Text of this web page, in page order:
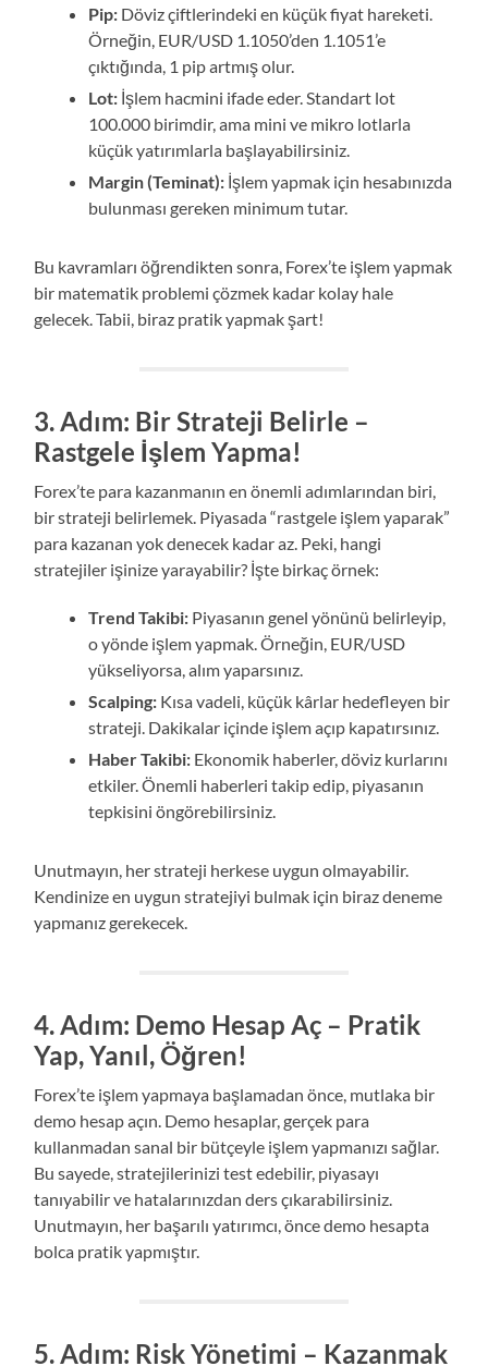
Pip: Döviz çiftlerindeki en küçük fiyat hareketi.
Örneğin, EUR/USD 1.1050’den 1.1051’e
çıktığında, 1 pip artmış olur.
Lot: İşlem hacmini ifade eder. Standart lot
100.000 birimdir, ama mini ve mikro lotlarla
küçük yatırımlarla başlayabilirsiniz.
Margin (Teminat): İşlem yapmak için hesabınızda
bulunması gereken minimum tutar.
Bu kavramları öğrendikten sonra, Forex’te işlem yapmak
bir matematik problemi çözmek kadar kolay hale
gelecek. Tabii, biraz pratik yapmak şart!
3. Adım: Bir Strateji Belirle –
Rastgele İşlem Yapma!
Forex’te para kazanmanın en önemli adımlarından biri,
bir strateji belirlemek. Piyasada “rastgele işlem yaparak”
para kazanan yok denecek kadar az. Peki, hangi
stratejiler işinize yarayabilir? İşte birkaç örnek:
Trend Takibi: Piyasanın genel yönünü belirleyip,
o yönde işlem yapmak. Örneğin, EUR/USD
yükseliyorsa, alım yaparsınız.
Scalping: Kısa vadeli, küçük kârlar hedefleyen bir
strateji. Dakikalar içinde işlem açıp kapatırsınız.
Haber Takibi: Ekonomik haberler, döviz kurlarını
etkiler. Önemli haberleri takip edip, piyasanın
tepkisini öngörebilirsiniz.
Unutmayın, her strateji herkese uygun olmayabilir.
Kendinize en uygun stratejiyi bulmak için biraz deneme
yapmanız gerekecek.
4. Adım: Demo Hesap Aç – Pratik
Yap, Yanıl, Öğren!
Forex’te işlem yapmaya başlamadan önce, mutlaka bir
demo hesap açın. Demo hesaplar, gerçek para
kullanmadan sanal bir bütçeyle işlem yapmanızı sağlar.
Bu sayede, stratejilerinizi test edebilir, piyasayı
tanıyabilir ve hatalarınızdan ders çıkarabilirsiniz.
Unutmayın, her başarılı yatırımcı, önce demo hesapta
bolca pratik yapmıştır.
5. Adım: Risk Yönetimi – Kazanmak